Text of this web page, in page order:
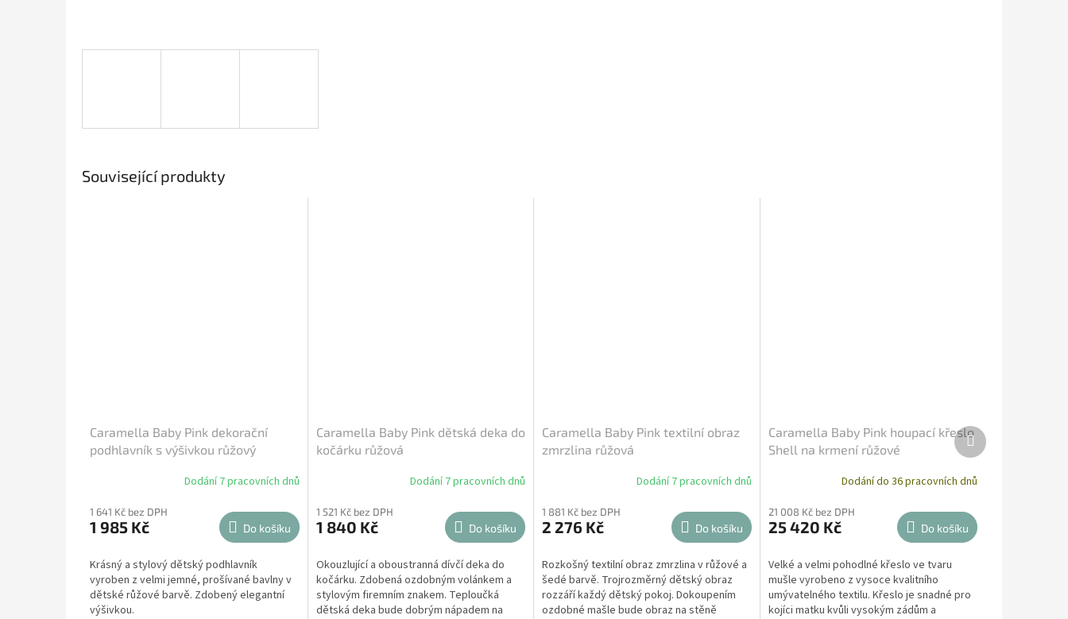
Související produkty
Caramella Baby Pink dekorační
podhlavník s výšivkou růžový
produktu
je
z
5
hvězdiček.
Dodání 7 pracovních dnů
1 641 Kč bez DPH
1 985 Kč Do košíku
Krásný a stylový dětský podhlavník
vyroben z velmi jemné, prošívané bavlny v
dětské růžové barvě. Zdobený elegantní
výšivkou.
Caramella Baby Pink dětská deka do
kočárku růžová
Dodání 7 pracovních dnů
1 521 Kč bez DPH
1 840 Kč Do košíku
Okouzlující a oboustranná dívčí deka do
kočárku. Zdobená ozdobným volánkem a
stylovým firemním znakem. Teploučká
dětská deka bude dobrým nápadem na
Caramella Baby Pink textilní obraz
zmrzlina růžová
Dodání 7 pracovních dnů
1 881 Kč bez DPH
2 276 Kč Do košíku
Rozkošný textilní obraz zmrzlina v růžové a
šedé barvě. Trojrozměrný dětský obraz
rozzáří každý dětský pokoj. Dokoupením
ozdobné mašle bude obraz na stěně
Caramella Baby Pink houpací křeslo
Shell na krmení růžové
Dodání do 36 pracovních dnů
21 008 Kč bez DPH
25 420 Kč Do košíku
Velké a velmi pohodlné křeslo ve tvaru
mušle vyrobeno z vysoce kvalitního
umývatelného textilu. Křeslo je snadné pro
kojíci matku kvůli vysokým zádům a
Další
produkt